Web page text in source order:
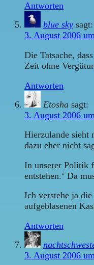
Antworten
blue sky sagt:
3. August 2006
Die Tatsache,
Zeit ohne
Antworten
Etosha sagt:
3. August 2006
Hierzulande sieht
dazu eher nicht
In unserer Politik
entstehen.‘ Da
Ich verstehe ja
aufgeblasenen
Antworten
3. August 2006